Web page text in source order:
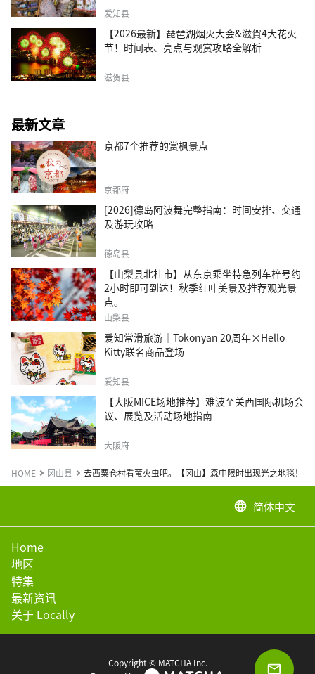
爱知县
【2026最新】琵琶湖烟火大会&滋賀4大花火
节！时间表、亮点与观赏攻略全解析
滋贺县
最新文章
京都7个推荐的赏枫景点
京都府
[2026]德岛阿波舞完整指南：时间安排、交通
及游玩攻略
德岛县
【山梨县北杜市】从东京乘坐特急列车梓号约
2小时即可到达！秋季红叶美景及推荐观光景
点。
山梨县
爱知常滑旅游｜Tokonyan 20周年×Hello
Kitty联名商品登场
爱知县
【大阪MICE场地推荐】难波至关西国际机场会
议、展览及活动场地指南
大阪府
HOME 冈山县 去西粟仓村看萤火虫吧。【冈山】森中限时出现光之地毯！
language 简体中文
Home
地区
特集
最新资讯
关于 Locally
Copyright © MATCHA Inc.